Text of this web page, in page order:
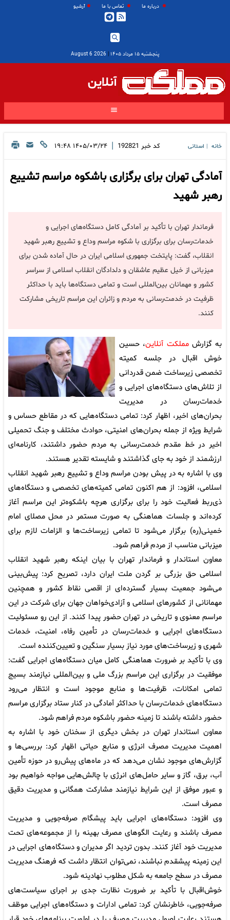
درباره ما تماس با ما آرشیو
پنجشنبه ۱۵ مرداد ۱۴۰۵ |
2026 August 6
آنلاین
خانه استانی کد خبر 192821
| ۱۴۰۵/۰۳/۲۴ ۱۹:۴۸
آمادگی تهران برای برگزاری باشکوه مراسم تشییع
رهبر شهید
فرماندار تهران با تأکید بر آمادگی کامل دستگاه‌های اجرایی و
خدمات‌رسان برای برگزاری با شکوه مراسم وداع و تشییع رهبر شهید
انقلاب، گفت: پایتخت جمهوری اسلامی ایران در حال آماده شدن برای
میزبانی از خیل عظیم عاشقان و دلدادگان انقلاب اسلامی از سراسر
کشور و مهمانان بین‌المللی است و تمامی دستگاه‌ها باید با حداکثر
ظرفیت در خدمت‌رسانی به مردم و زائران این مراسم تاریخی مشارکت
کنند.
به گزارشمملکت آنلاین، حسین
خوش‌ اقبال در جلسه کمیته
تخصصی زیرساخت‌ ضمن قدردانی
از تلاش‌های دستگاه‌های اجرایی و
خدمات‌رسان در مدیریت
بحران‌های اخیر، اظهار کرد: تمامی دستگاه‌هایی که در مقاطع حساس و
شرایط ویژه از جمله بحران‌های امنیتی، حوادث مختلف و جنگ تحمیلی
اخیر در خط مقدم خدمت‌رسانی به مردم حضور داشتند، کارنامه‌ای
ارزشمند از خود به جای گذاشتند و شایسته تقدیر هستند.
وی با اشاره به در پیش بودن مراسم وداع و تشییع رهبر شهید انقلاب
اسلامی، افزود: از هم‌ اکنون تمامی کمیته‌های تخصصی و دستگاه‌های
ذی‌ربط فعالیت خود را برای برگزاری هرچه باشکوه‌تر این مراسم آغاز
کرده‌اند و جلسات هماهنگی به صورت مستمر در محل مصلای امام
خمینی(ره) برگزار می‌شود تا تمامی زیرساخت‌ها و الزامات لازم برای
میزبانی مناسب از مردم فراهم شود.
معاون استاندار و فرماندار تهران با بیان اینکه رهبر شهید انقلاب
اسلامی حق بزرگی بر گردن ملت ایران دارد، تصریح کرد: پیش‌بینی
می‌شود جمعیت بسیار گسترده‌ای از اقصی نقاط کشور و همچنین
مهمانانی از کشورهای اسلامی و آزادی‌خواهان جهان برای شرکت در این
مراسم معنوی و تاریخی در تهران حضور پیدا کنند. از این رو مسئولیت
دستگاه‌های اجرایی و خدمات‌رسان در تأمین رفاه، امنیت، خدمات
شهری و زیرساخت‌های مورد نیاز بسیار سنگین و تعیین‌کننده است.
وی با تأکید بر ضرورت هماهنگی کامل میان دستگاه‌های اجرایی گفت:
موفقیت در برگزاری این مراسم بزرگ ملی و بین‌المللی نیازمند بسیج
تمامی امکانات، ظرفیت‌ها و منابع موجود است و انتظار می‌رود
دستگاه‌های خدمات‌رسان با حداکثر آمادگی در کنار ستاد برگزاری مراسم
حضور داشته باشند تا زمینه حضور باشکوه مردم فراهم شود.
معاون استاندار تهران در بخش دیگری از سخنان خود با اشاره به
اهمیت مدیریت مصرف انرژی و منابع حیاتی اظهار کرد: بررسی‌ها و
گزارش‌های موجود نشان می‌دهد که در ماه‌های پیش‌رو در حوزه تأمین
آب، برق، گاز و سایر حامل‌های انرژی با چالش‌هایی مواجه خواهیم بود
و عبور موفق از این شرایط نیازمند مشارکت همگانی و مدیریت دقیق
مصرف است.
وی افزود: دستگاه‌های اجرایی باید پیشگام صرفه‌جویی و مدیریت
مصرف باشند و رعایت الگوهای مصرف بهینه را از مجموعه‌های تحت
مدیریت خود آغاز کنند. بدون تردید اگر مدیران و دستگاه‌های اجرایی در
این زمینه پیشقدم نباشند، نمی‌توان انتظار داشت که فرهنگ مدیریت
مصرف در سطح جامعه به شکل مطلوب نهادینه شود.
خوش‌اقبال با تأکید بر ضرورت نظارت جدی بر اجرای سیاست‌های
صرفه‌جویی، خاطرنشان کرد: تمامی ادارات و دستگاه‌های اجرایی موظف